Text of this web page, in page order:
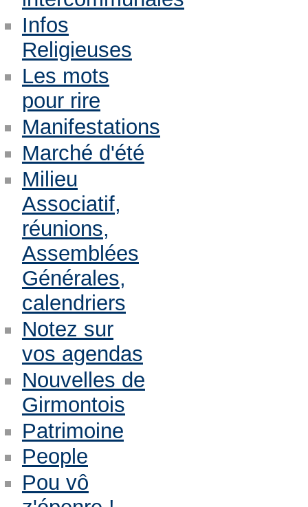
Infos
Religieuses
Les mots
pour rire
Manifestations
Marché d'été
Milieu
Associatif,
réunions,
Assemblées
Générales,
calendriers
Notez sur
vos agendas
Nouvelles de
Girmontois
Patrimoine
People
Pou vô